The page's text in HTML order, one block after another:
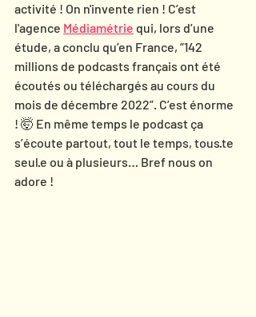
activité ! On n'invente rien ! C’est
l'agence Médiamétrie qui, lors d’une
étude, a conclu qu’en France, “142
millions de podcasts français ont été
écoutés ou téléchargés au cours du
mois de décembre 2022”. C’est énorme
! 🤯 En même temps le podcast ça
s’écoute partout, tout le temps, tous·te
seul·e ou à plusieurs… Bref nous on
adore !